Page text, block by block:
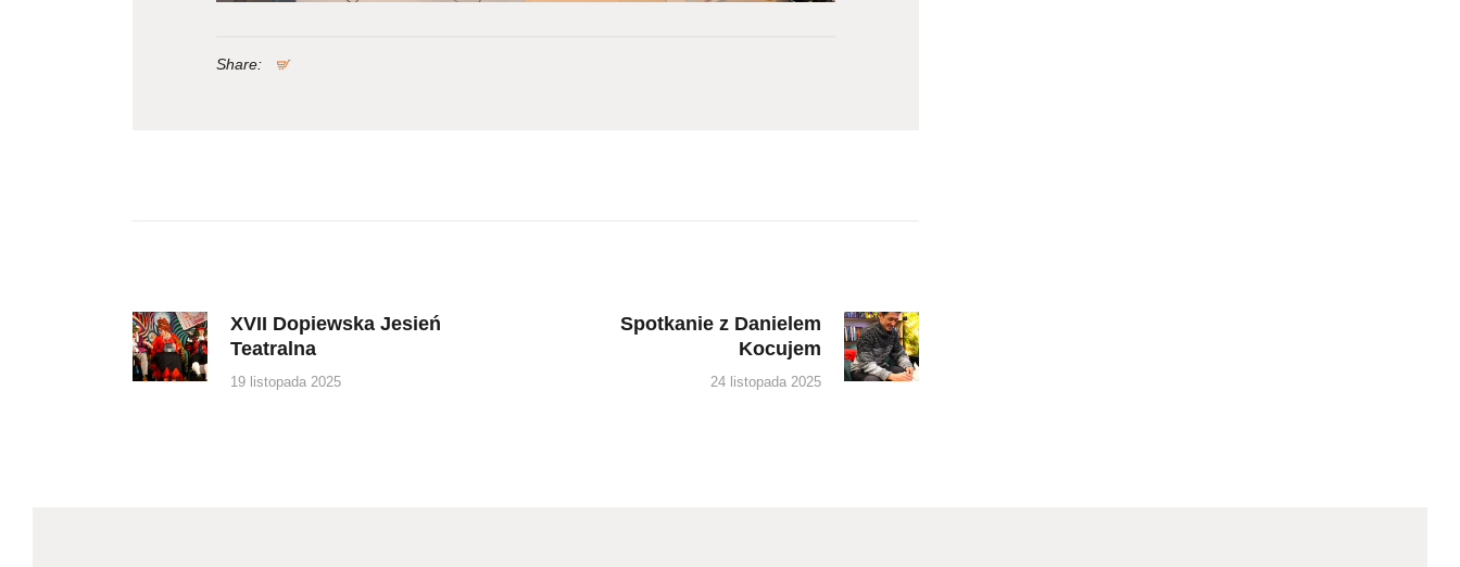
Share:
wpisuPrevious
post:
XVII Dopiewska Jesień
Teatralna
19 listopada 2025
Next
post:
Spotkanie z Danielem
Kocujem
24 listopada 2025